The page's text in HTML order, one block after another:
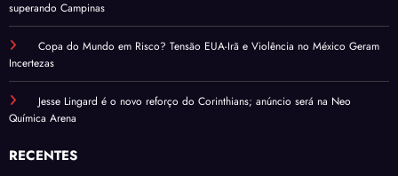
superando Campinas
Copa do Mundo em Risco? Tensão EUA-Irã e Violência no México Geram
Incertezas
Jesse Lingard é o novo reforço do Corinthians; anúncio será na Neo
Química Arena
RECENTES